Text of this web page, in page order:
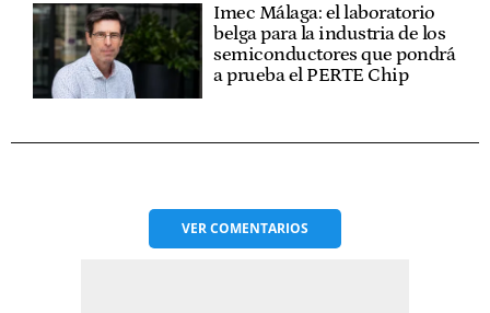
Imec Málaga: el laboratorio
belga para la industria de los
semiconductores que pondrá
a prueba el PERTE Chip
VERCOMENTARIOS